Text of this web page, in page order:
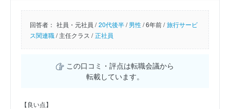
回答者： 社員・元社員 / 20代後半/男性/6年前 / 旅行サービ
ス関連職/主任クラス / 正社員
この口コミ・評点は転職会議から
転載しています。
【良い点】